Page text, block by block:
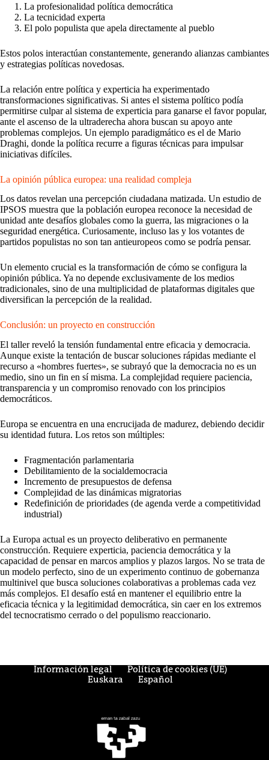
La profesionalidad política democrática
La tecnicidad experta
El polo populista que apela directamente al pueblo
Estos polos interactúan constantemente, generando alianzas cambiantes
y estrategias políticas novedosas.
La relación entre política y experticia ha experimentado
transformaciones significativas. Si antes el sistema político podía
permitirse culpar al sistema de experticia para ganarse el favor popular,
ante el ascenso de la ultraderecha ahora buscan su apoyo ante
problemas complejos. Un ejemplo paradigmático es el de Mario
Draghi, donde la política recurre a figuras técnicas para impulsar
iniciativas difíciles.
La opinión pública europea: una realidad compleja
Los datos revelan una percepción ciudadana matizada. Un estudio de
IPSOS muestra que la población europea reconoce la necesidad de
unidad ante desafíos globales como la guerra, las migraciones o la
seguridad energética. Curiosamente, incluso las y los votantes de
partidos populistas no son tan antieuropeos como se podría pensar.
Un elemento crucial es la transformación de cómo se configura la
opinión pública. Ya no depende exclusivamente de los medios
tradicionales, sino de una multiplicidad de plataformas digitales que
diversifican la percepción de la realidad.
Conclusión: un proyecto en construcción
El taller reveló la tensión fundamental entre eficacia y democracia.
Aunque existe la tentación de buscar soluciones rápidas mediante el
recurso a «hombres fuertes», se subrayó que la democracia no es un
medio, sino un fin en sí misma. La complejidad requiere paciencia,
transparencia y un compromiso renovado con los principios
democráticos.
Europa se encuentra en una encrucijada de madurez, debiendo decidir
su identidad futura. Los retos son múltiples:
Fragmentación parlamentaria
Debilitamiento de la socialdemocracia
Incremento de presupuestos de defensa
Complejidad de las dinámicas migratorias
Redefinición de prioridades (de agenda verde a competitividad
industrial)
La Europa actual es un proyecto deliberativo en permanente
construcción. Requiere experticia, paciencia democrática y la
capacidad de pensar en marcos amplios y plazos largos. No se trata de
un modelo perfecto, sino de un experimento continuo de gobernanza
multinivel que busca soluciones colaborativas a problemas cada vez
más complejos. El desafío está en mantener el equilibrio entre la
eficacia técnica y la legitimidad democrática, sin caer en los extremos
del tecnocratismo cerrado o del populismo reaccionario.
Información legal
Política de cookies (UE)
Euskara
Español